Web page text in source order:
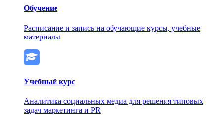
Обучение
Расписание и запись на обучающие курсы, учебные
материалы
Учебный курс
Аналитика социальных медиа для решения типовых
задач маркетинга и PR